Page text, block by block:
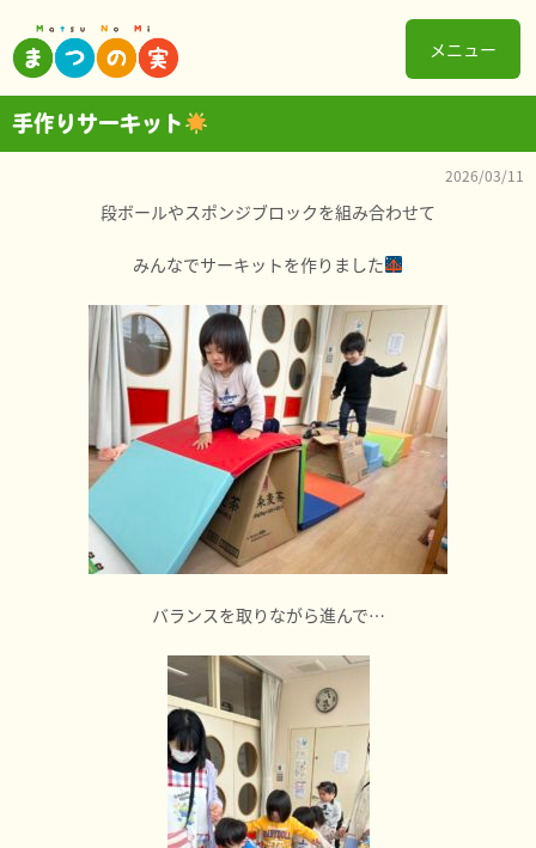
メニュー
手作りサーキット
2026/03/11
段ボールやスポンジブロックを組み合わせて
みんなでサーキットを作りました
バランスを取りながら進んで…